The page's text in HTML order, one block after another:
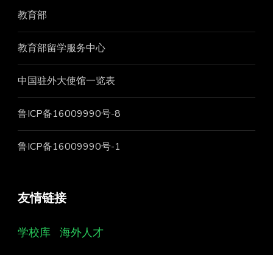
教育部
教育部留学服务中心
中国驻外大使馆一览表
鲁ICP备16009990号-8
鲁ICP备16009990号-1
友情链接
学校库 海外人才